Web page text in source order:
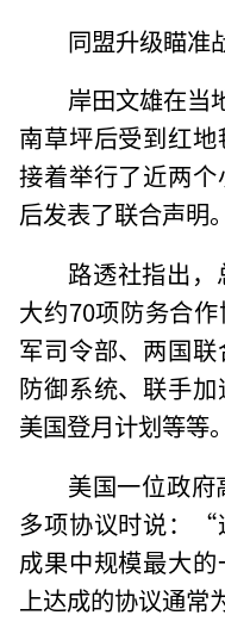
同盟升级瞄准
岸田文雄在当
南草坪后受到红
接着举行了近两
后发表了联合声明。
路透社指出
大约70项防务合
军司令部、两国
防御系统、联手
美国登月计划等等。
美国一位政
多项协议时说：“
成果中规模最大
上达成的协议通常